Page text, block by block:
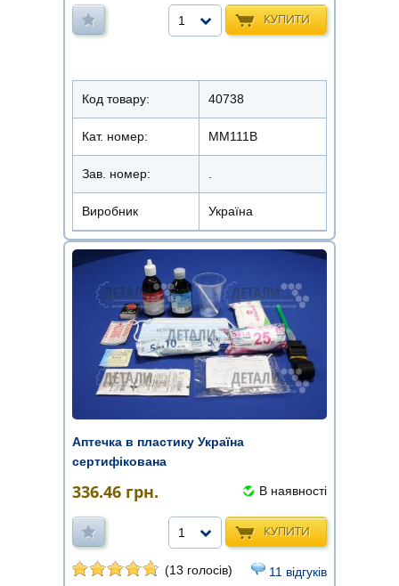
КУПИТИ
1
Код товару: 40738
Кат. номер: ММ111В
Зав. номер: .
Виробник Україна
Аптечка в пластику Україна
сертифікована
336.46 грн. В наявності
КУПИТИ
1
(13 голосів) 11 відгуків